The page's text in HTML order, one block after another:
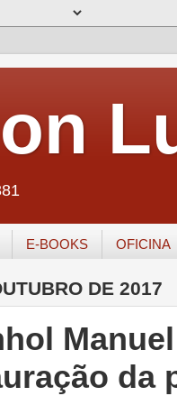
E-BOOKS OFICINA
DE 2017
da